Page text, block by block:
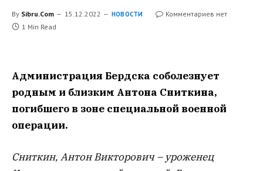
By Sibru.Com 15.12.2022 НОВОСТИ
Комментариев нет
1 Min Read
Администрация Бердска соболезнует
родным и близким Антона Сниткина,
погибшего в зоне специальной военной
операции.
Сниткин, Антон Викторович – уроженец